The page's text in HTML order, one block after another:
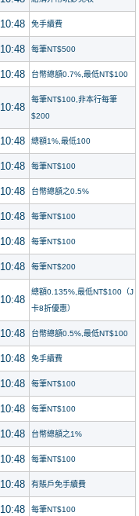
10:48 免手續費
10:48 每筆NT$500
10:48 台幣總額0.7%,最低NT$100
10:48
每筆NT$100,非本行每筆
$200
10:48 總額1%,最低100
10:48 每筆NT$100
10:48 台幣總額之0.5%
10:48 每筆NT$100
10:48 每筆NT$100
10:48 每筆NT$200
10:48
總額0.135%,最低NT$100（J
卡8折優惠）
10:48 台幣總額0.5%,最低NT$100
10:48 免手續費
10:48 每筆NT$100
10:48 每筆NT$100
10:48 台幣總額之1%
10:48 每筆NT$100
10:48 有賬戶免手續費
10:48 每筆NT$100